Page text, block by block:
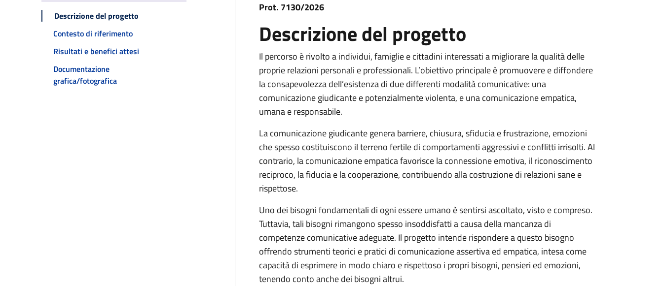
Descrizione del progetto
Contesto di riferimento
Risultati e benefici attesi
Documentazione
grafica/fotografica
Prot. 7130/2026
Descrizione del progetto
Il percorso è rivolto a individui, famiglie e cittadini interessati a migliorare la qualità delle
proprie relazioni personali e professionali. L’obiettivo principale è promuovere e diffondere
la consapevolezza dell’esistenza di due differenti modalità comunicative: una
comunicazione giudicante e potenzialmente violenta, e una comunicazione empatica,
umana e responsabile.
La comunicazione giudicante genera barriere, chiusura, sfiducia e frustrazione, emozioni
che spesso costituiscono il terreno fertile di comportamenti aggressivi e conflitti irrisolti. Al
contrario, la comunicazione empatica favorisce la connessione emotiva, il riconoscimento
reciproco, la fiducia e la cooperazione, contribuendo alla costruzione di relazioni sane e
rispettose.
Uno dei bisogni fondamentali di ogni essere umano è sentirsi ascoltato, visto e compreso.
Tuttavia, tali bisogni rimangono spesso insoddisfatti a causa della mancanza di
competenze comunicative adeguate. Il progetto intende rispondere a questo bisogno
offrendo strumenti teorici e pratici di comunicazione assertiva ed empatica, intesa come
capacità di esprimere in modo chiaro e rispettoso i propri bisogni, pensieri ed emozioni,
tenendo conto anche dei bisogni altrui.